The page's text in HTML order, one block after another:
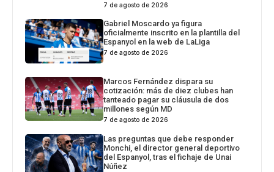
7 de agosto de 2026
Gabriel Moscardo ya figura
oficialmente inscrito en la plantilla del
Espanyol en la web de LaLiga
7 de agosto de 2026
Marcos Fernández dispara su
cotización: más de diez clubes han
tanteado pagar su cláusula de dos
millones según MD
7 de agosto de 2026
Las preguntas que debe responder
Monchi, el director general deportivo
del Espanyol, tras el fichaje de Unai
Núñez